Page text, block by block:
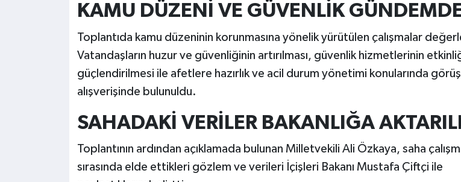
KAMU DÜZENİ VE GÜVENLİK
Toplantıda kamu düzeninin korunmasına yönelik yürütülen çalışmalar
Vatandaşların huzur ve güvenliğinin artırılması, güvenlik hizmetlerinin
güçlendirilmesi ile afetlere hazırlık ve acil durum yönetimi konularında görüş
alışverişinde bulunuldu.
SAHADAKİ VERİLER BAKANLIĞA
Toplantının ardından açıklamada bulunan Milletvekili Ali Özkaya, saha
sırasında elde ettikleri gözlem ve verileri İçişleri Bakanı Mustafa Çiftçi ile